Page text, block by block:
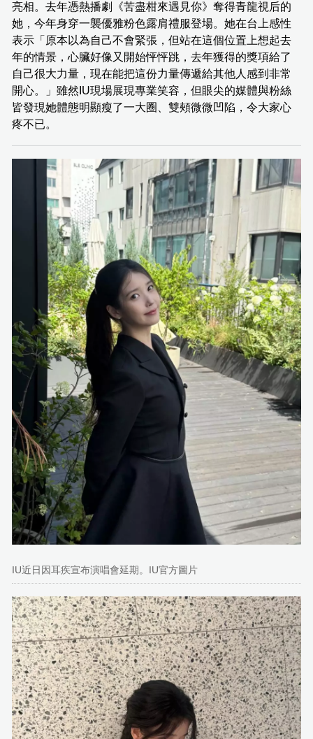
亮相。去年憑熱播劇《苦盡柑來遇見你》奪得青龍視后的
她，今年身穿一襲優雅粉色露肩禮服登場。她在台上感性
表示「原本以為自己不會緊張，但站在這個位置上想起去
年的情景，心臟好像又開始怦怦跳，去年獲得的獎項給了
自己很大力量，現在能把這份力量傳遞給其他人感到非常
開心。」雖然IU現場展現專業笑容，但眼尖的媒體與粉絲
皆發現她體態明顯瘦了一大圈、雙頰微微凹陷，令大家心
疼不已。
IU近日因耳疾宣布演唱會延期。IU官方圖片